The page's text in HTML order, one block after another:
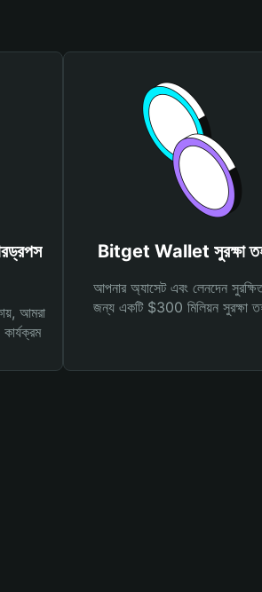
আমরা
Bitget Wallet সুরক্ষা
আপনার অ্যাসেট এবং লেনদেন
জন্য একটি $300 মিলিয়ন সুরক্ষা